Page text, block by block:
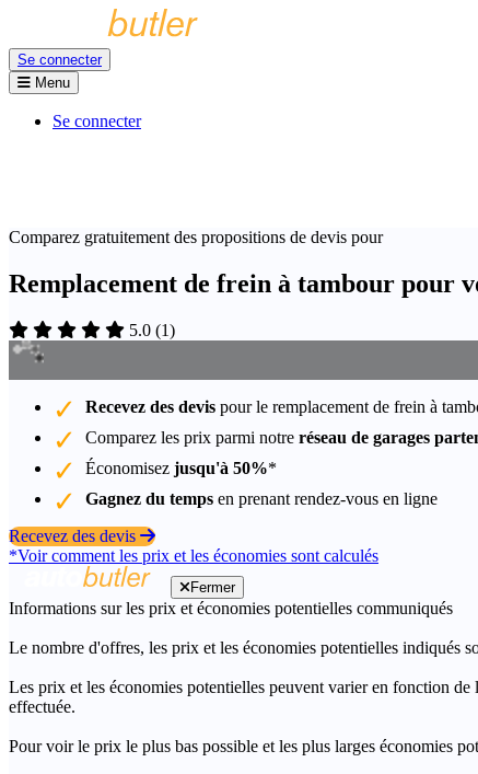
Se connecter
Menu
Se connecter
Comparez gratuitement des propositions de devis pour
Remplacement de frein à tambour pour
5.0 (1)
Recevez des devis pour le remplacement de frein à
Comparez les prix parmi notre réseau de garages
Économisez jusqu'à 50%*
Gagnez du temps en prenant rendez-vous en ligne
Recevez des devis
*Voir comment les prix et les économies sont calculés
Fermer
Informations sur les prix et économies potentielles communiqués
Le nombre d'offres, les prix et les économies potentielles indiqués
Les prix et les économies potentielles peuvent varier en fonction
effectuée.
Pour voir le prix le plus bas possible et les plus larges économies